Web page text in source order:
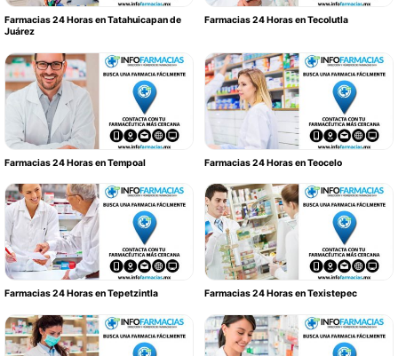
Farmacias 24 Horas en Tatahuicapan de
Juárez
Farmacias 24 Horas en Tecolutla
Farmacias 24 Horas en Tempoal Farmacias 24 Horas en Teocelo
Farmacias 24 Horas en Tepetzintla Farmacias 24 Horas en Texistepec